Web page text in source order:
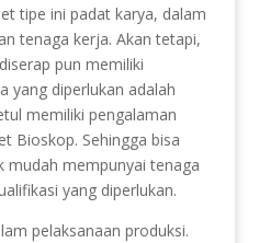
tipe ini padat karya, dalam
tenaga kerja. Akan tetapi,
pun memiliki
yang diperlukan adalah
memiliki pengalaman
Bioskop. Sehingga bisa
mudah mempunyai tenaga
yang diperlukan.
pelaksanaan produksi.